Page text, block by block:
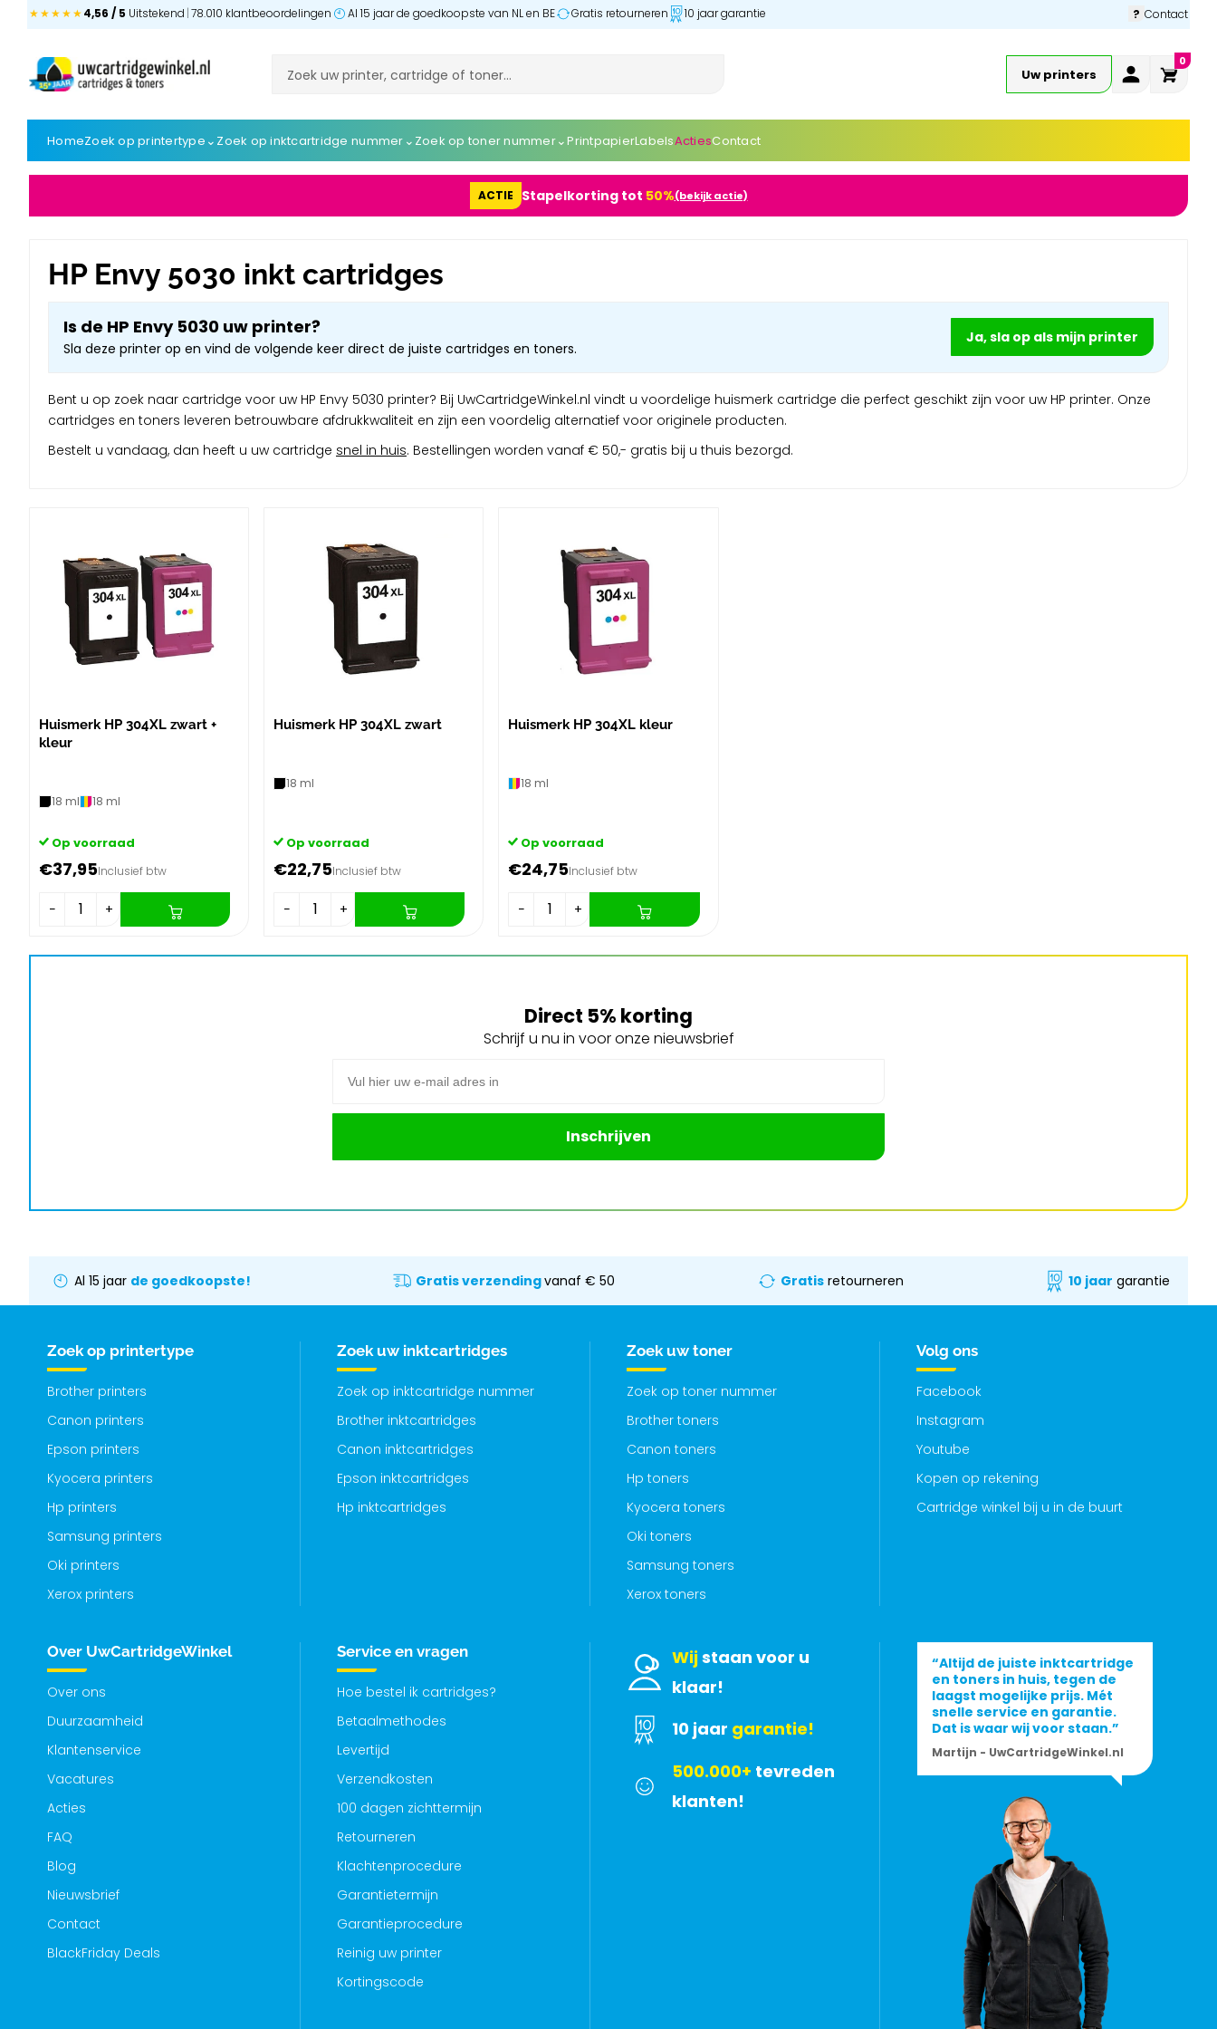
★★★★★4,56 / 5 Uitstekend |78.010 klantbeoordelingen Al 15 jaar de goedkoopste van NL en BE Gratis retourneren 10 jaar garantie ? Contact
Uw printers
0
HomeZoek op printertype ⌄ Zoek op inktcartridge nummer ⌄ Zoek op toner nummer⌄PrintpapierLabelsActiesContact
ACTIE Stapelkorting tot 50%(bekijk actie)
HP Envy 5030 inkt cartridges
Is de HP Envy 5030 uw printer?
Sla deze printer op en vind de volgende keer direct de juiste cartridges en toners.
Ja, sla op als mijn printer
Bent u op zoek naar cartridge voor uw HP Envy 5030 printer? Bij UwCartridgeWinkel.nl vindt u voordelige huismerk cartridge die perfect geschikt zijn voor uw HP printer. Onze
cartridges en toners leveren betrouwbare afdrukkwaliteit en zijn een voordelig alternatief voor originele producten.
Bestelt u vandaag, dan heeft u uw cartridge snel in huis. Bestellingen worden vanaf € 50,- gratis bij u thuis bezorgd.
Huismerk HP 304XL zwart +
kleur
18 ml 18 ml
Op voorraad
€37,95Inclusief btw
− +
Huismerk HP 304XL zwart
18 ml
Op voorraad
€22,75Inclusief btw
− +
Huismerk HP 304XL kleur
18 ml
Op voorraad
€24,75Inclusief btw
− +
Direct 5% korting
Schrijf u nu in voor onze nieuwsbrief
Inschrijven
Al 15 jaar de goedkoopste! Gratis verzendingvanaf € 50 Gratisretourneren 10 jaar garantie
Zoek op printertype
Brother printers
Canon printers
Epson printers
Kyocera printers
Hp printers
Samsung printers
Oki printers
Xerox printers
Zoek uw inktcartridges
Zoek op inktcartridge nummer
Brother inktcartridges
Canon inktcartridges
Epson inktcartridges
Hp inktcartridges
Zoek uw toner
Zoek op toner nummer
Brother toners
Canon toners
Hp toners
Kyocera toners
Oki toners
Samsung toners
Xerox toners
Volg ons
Facebook
Instagram
Youtube
Kopen op rekening
Cartridge winkel bij u in de buurt
Over UwCartridgeWinkel
Over ons
Duurzaamheid
Klantenservice
Vacatures
Acties
FAQ
Blog
Nieuwsbrief
Contact
BlackFriday Deals
Service en vragen
Hoe bestel ik cartridges?
Betaalmethodes
Levertijd
Verzendkosten
100 dagen zichttermijn
Retourneren
Klachtenprocedure
Garantietermijn
Garantieprocedure
Reinig uw printer
Kortingscode
Wijstaan voor u
klaar!
10 jaar garantie!
500.000+ tevreden
klanten!
“Altijd de juiste inktcartridge
en toners in huis, tegen de
laagst mogelijke prijs. Mét
snelle service en garantie.
Dat is waar wij voor staan.”
Martijn - UwCartridgeWinkel.nl